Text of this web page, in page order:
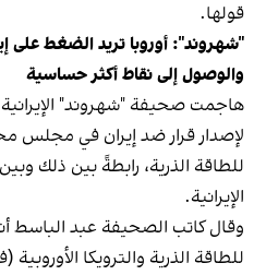
قولها.
"شهروند": أوروبا تريد الضغط على
والوصول إلى نقاط أكثر حساسية
هاجمت صحيفة "شهروند" الإيرانية
لإصدار قرار ضد إيران في مجلس
للطاقة الذرية، رابطةً بين ذلك وبين
الإيرانية.
وقال كاتب الصحيفة عبد الباسط
للطاقة الذرية والترويكا الأوروبية